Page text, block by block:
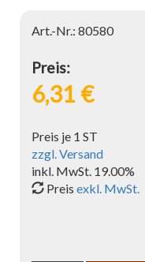
Art.-Nr.: 80580
Preis:
6,31 €
Preis je 1 ST
zzgl. Versand
inkl. MwSt. 19.00%
Preis exkl. MwSt.